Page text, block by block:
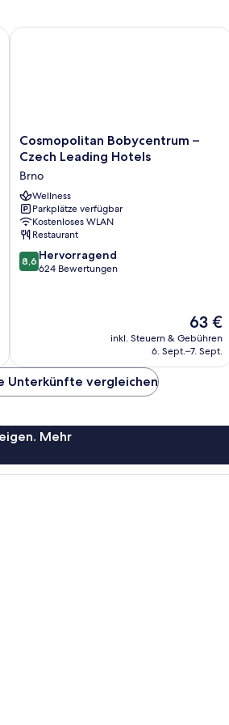
Cosmopolitan
Bobycentrum
Czech
Leading
Hotels
Brno
Cosmopolitan Bobycentrum –
Czech Leading Hotels
Brno
Wellness
Parkplätze verfügbar
Kostenloses WLAN
Restaurant
8.6
von
8,6 Hervorragend
624 Bewertungen
Der
Preis
beträgt
63 €
inkl. Steuern & Gebühren
6. Sept.–7. Sept.
Cosmopolitan Bobycentrum – Czech
Unterkünfte vergleichen
Mehr